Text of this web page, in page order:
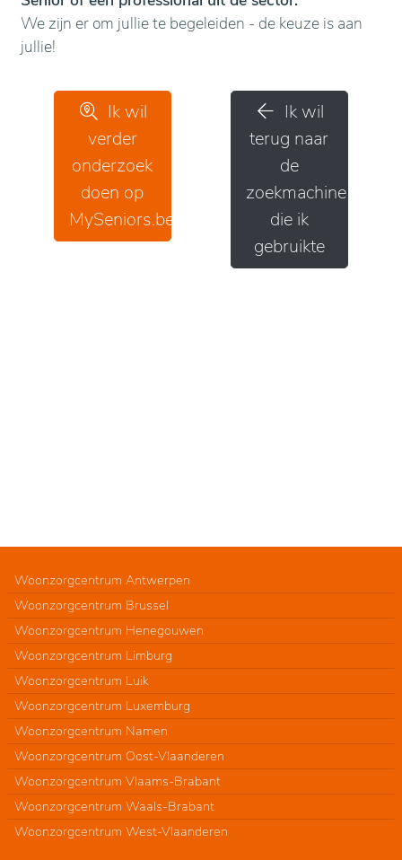
We zijn er om jullie te begeleiden - de keuze is aan
jullie!
Ik wil
verder
onderzoek
doen op
MySeniors.be
Ik wil
terug naar
de
zoekmachine
die ik
gebruikte
Woonzorgcentrum Antwerpen
Woonzorgcentrum Brussel
Woonzorgcentrum Henegouwen
Woonzorgcentrum Limburg
Woonzorgcentrum Luik
Woonzorgcentrum Luxemburg
Woonzorgcentrum Namen
Woonzorgcentrum Oost-Vlaanderen
Woonzorgcentrum Vlaams-Brabant
Woonzorgcentrum Waals-Brabant
Woonzorgcentrum West-Vlaanderen